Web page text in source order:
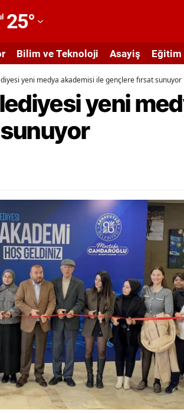
25°
Bilim ve Teknoloji Asayiş Eğitim
yeni medya akademisi ile gençlere fırsat sunuyor
yeni